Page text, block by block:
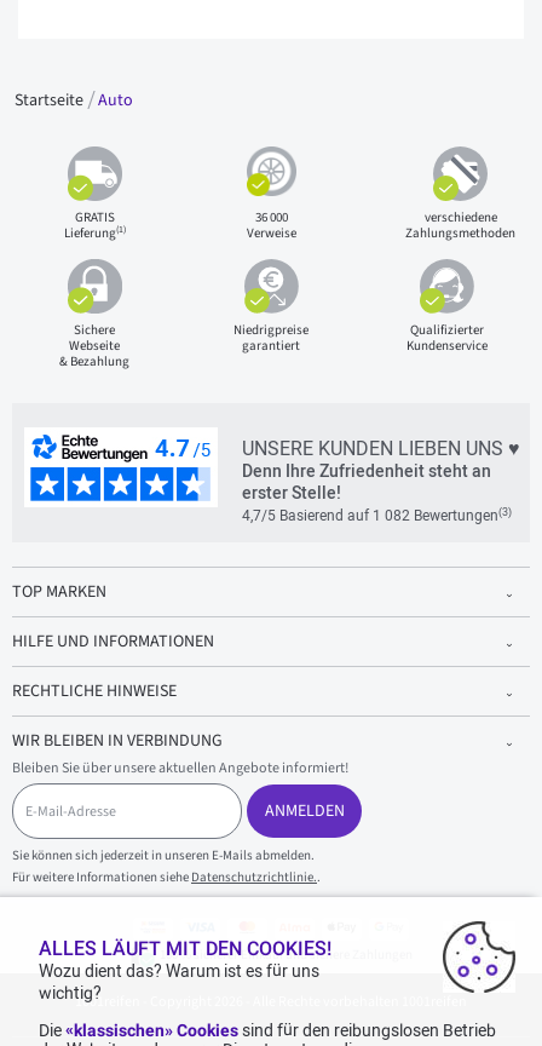
Startseite Auto
GRATIS
Lieferung(1)
36 000
Verweise
verschiedene
Zahlungsmethoden
Sichere
Webseite
& Bezahlung
Niedrigpreise
garantiert
Qualifizierter
Kundenservice
UNSERE KUNDEN LIEBEN UNS ♥
Denn Ihre Zufriedenheit steht an
erster Stelle!
4,7/5 Basierend auf 1 082 Bewertungen(3)
TOP MARKEN
HILFE UND INFORMATIONEN
RECHTLICHE HINWEISE
WIR BLEIBEN IN VERBINDUNG
Bleiben Sie über unsere aktuellen Angebote informiert!
E
-
M
a
i
l
ANMELDEN
Sie können sich jederzeit in unseren E-Mails abmelden.
Für weitere Informationen siehe Datenschutzrichtlinie..
100 % sicherer Einkauf und sichere Zahlungen
1001reifen - Copyright 2026 - Alle Rechte vorbehalten 1001reifen
ALLES LÄUFT MIT DEN COOKIES!
Wozu dient das? Warum ist es für uns
wichtig?
Die«klassischen» Cookiessind für den reibungslosen Betrieb